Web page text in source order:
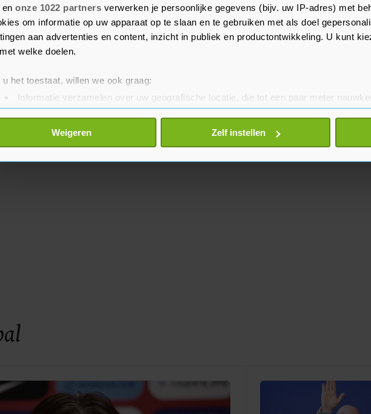
en onze 1022 partners verwerken je persoonlijke gegevens (bijv. uw IP-adres) met
om informatie op uw apparaat op te slaan en te gebruiken met als doel
aan advertenties en content, inzicht in publiek en productontwikkeling. U kunt
welke doelen.
u het toestaat, willen we ook graag:
Informatie verzamelen over uw geografische locatie, die tot een paar meter
Uw apparaat identificeren door het actief te scannen op specifieke eigenschappen
meer over hoe uw persoonlijke gegevens worden verwerkt en stel uw voorkeuren in
op elk moment wijzigen of intrekken in de Cookieverklaring.
Weigeren Zelf instellen
slechts bij zeldzame gelegenheden een beperkt
vrouwen toe om wedstrijden bij te wonen.